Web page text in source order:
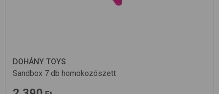
DOHÁNY TOYS
Sandbox 7 db homokozószett